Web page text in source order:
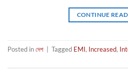
CONTINUE
Posted inদেশ | Tagged EMI, Increased,